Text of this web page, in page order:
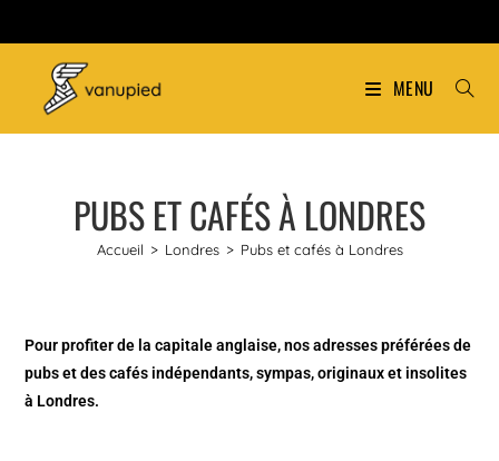
MENU
PUBS ET CAFÉS À LONDRES
Accueil > Londres > Pubs et cafés à Londres
Pour profiter de la capitale anglaise, nos adresses préférées de
pubs et des cafés indépendants, sympas, originaux et insolites
à Londres.